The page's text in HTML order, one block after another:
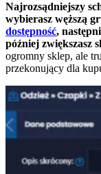
Najrozsądniejszy
wybierasz węższą
dostępność,
później zwiększasz
ogromny sklep, ale
przekonujący dla